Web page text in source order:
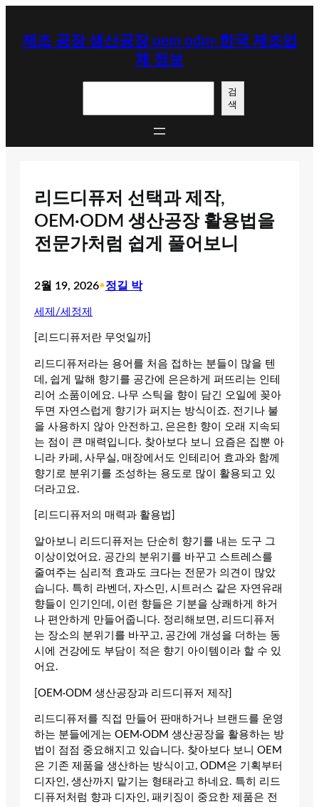
제조 공장 생산공장 oem odm-한국 제조업
체 정보
검
색
리드디퓨저 선택과 제작,
OEM·ODM 생산공장 활용법을
전문가처럼 쉽게 풀어보니
2월 19, 2026•정길 박
세제/세정제
[리드디퓨저란 무엇일까]
리드디퓨저라는 용어를 처음 접하는 분들이 많을 텐
데, 쉽게 말해 향기를 공간에 은은하게 퍼뜨리는 인테
리어 소품이에요. 나무 스틱을 향이 담긴 오일에 꽂아
두면 자연스럽게 향기가 퍼지는 방식이죠. 전기나 불
을 사용하지 않아 안전하고, 은은한 향이 오래 지속되
는 점이 큰 매력입니다. 찾아보다 보니 요즘은 집뿐 아
니라 카페, 사무실, 매장에서도 인테리어 효과와 함께
향기로 분위기를 조성하는 용도로 많이 활용되고 있
더라고요.
[리드디퓨저의 매력과 활용법]
알아보니 리드디퓨저는 단순히 향기를 내는 도구 그
이상이었어요. 공간의 분위기를 바꾸고 스트레스를
줄여주는 심리적 효과도 크다는 전문가 의견이 많았
습니다. 특히 라벤더, 자스민, 시트러스 같은 자연유래
향들이 인기인데, 이런 향들은 기분을 상쾌하게 하거
나 편안하게 만들어줍니다. 정리해보면, 리드디퓨저
는 장소의 분위기를 바꾸고, 공간에 개성을 더하는 동
시에 건강에도 부담이 적은 향기 아이템이라 할 수 있
어요.
[OEM·ODM 생산공장과 리드디퓨저 제작]
리드디퓨저를 직접 만들어 판매하거나 브랜드를 운영
하는 분들에게는 OEM·ODM 생산공장을 활용하는 방
법이 점점 중요해지고 있습니다. 찾아보다 보니 OEM
은 기존 제품을 생산하는 방식이고, ODM은 기획부터
디자인, 생산까지 맡기는 형태라고 하네요. 특히 리드
디퓨저처럼 향과 디자인, 패키징이 중요한 제품은 전